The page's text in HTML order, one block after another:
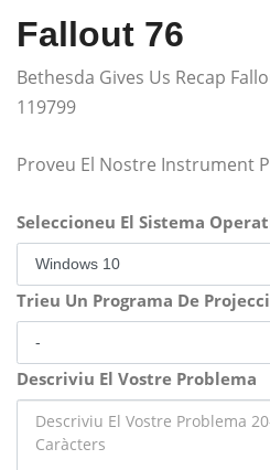
Fallout 76
Bethesda Gives Us Recap
119799
Proveu El Nostre Instrument
Seleccioneu El Sistema
Trieu Un Programa De
Descriviu El Vostre Problema